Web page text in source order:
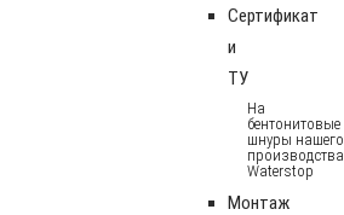
Сертификат
и
ТУ
На
бентонитовые
шнуры нашего
производства
Waterstop
Монтаж